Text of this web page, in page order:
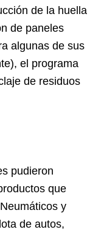
de la huella
de paneles
algunas de sus
el programa
de residuos
pudieron
que
y
de autos,